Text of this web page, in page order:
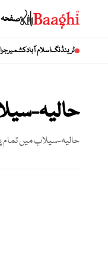
صفحہ
ٹرینڈنگاسلام آبادکشمیر
حالیہ-
حالیہ-سیلابمیں